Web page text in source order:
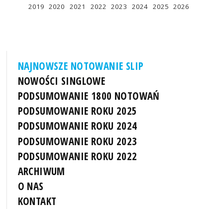
2019 2020 2021 2022 2023 2024 2025 2026
NAJNOWSZE NOTOWANIE SLIP
NOWOŚCI SINGLOWE
PODSUMOWANIE 1800 NOTOWAŃ
PODSUMOWANIE ROKU 2025
PODSUMOWANIE ROKU 2024
PODSUMOWANIE ROKU 2023
PODSUMOWANIE ROKU 2022
ARCHIWUM
O NAS
KONTAKT